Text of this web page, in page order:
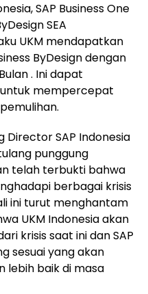
SAP Business One
SEA
UKM mendapatkan
ByDesign dengan
. Ini dapat
mempercepat
Director SAP Indonesia
punggung
telah terbukti bahwa
berbagai krisis
ini turut menghantam
UKM Indonesia akan
krisis saat ini dan SAP
sesuai yang akan
lebih baik di masa